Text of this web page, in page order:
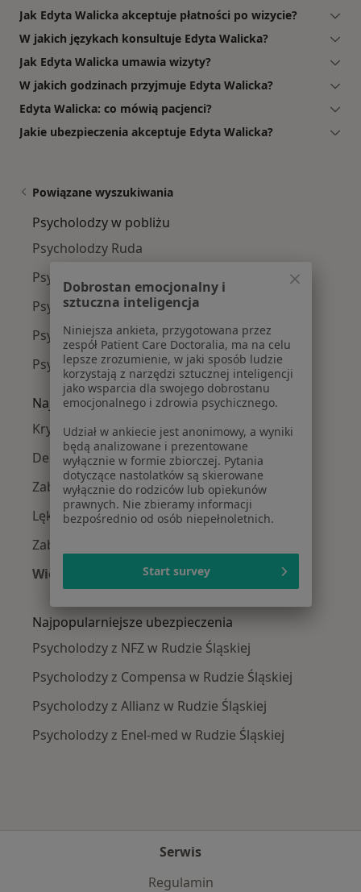
Jak Edyta Walicka akceptuje płatności po wizycie?
W jakich językach konsultuje Edyta Walicka?
Jak Edyta Walicka umawia wizyty?
W jakich godzinach przyjmuje Edyta Walicka?
Edyta Walicka: co mówią pacjenci?
Jakie ubezpieczenia akceptuje Edyta Walicka?
Powiązane wyszukiwania
Psycholodzy w pobliżu
Psycholodzy Ruda
Psycholodzy Halemba
Psycholodzy Kochłowice
Psycholodzy Orzegów
Psycholodzy Wirek
Najczęście leczone choroby
Kryzys emocjonalny w Rudzie Śląskiej
Depresja w Rudzie Śląskiej
Zaburzenia emocjonalne w Rudzie Śląskiej
Lęki w Rudzie Śląskiej
Zaburzenia lękowe w Rudzie Śląskiej
Więcej (15)
Więcej w kategorii: Najczęście leczone
Najpopularniejsze ubezpieczenia
Psycholodzy z NFZ w Rudzie Śląskiej
Psycholodzy z Compensa w Rudzie Śląskiej
Psycholodzy z Allianz w Rudzie Śląskiej
Psycholodzy z Enel-med w Rudzie Śląskiej
Serwis
Regulamin
Dobrostan emocjonalny i
sztuczna inteligencja
Niniejsza ankieta, przygotowana przez
zespół Patient Care Doctoralia, ma na celu
lepsze zrozumienie, w jaki sposób ludzie
korzystają z narzędzi sztucznej inteligencji
jako wsparcia dla swojego dobrostanu
emocjonalnego i zdrowia psychicznego.
Udział w ankiecie jest anonimowy, a wyniki
będą analizowane i prezentowane
wyłącznie w formie zbiorczej. Pytania
dotyczące nastolatków są skierowane
wyłącznie do rodziców lub opiekunów
prawnych. Nie zbieramy informacji
bezpośrednio od osób niepełnoletnich.
Start survey